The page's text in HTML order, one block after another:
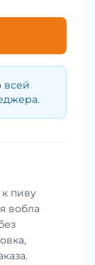
всей
пиву
вобла